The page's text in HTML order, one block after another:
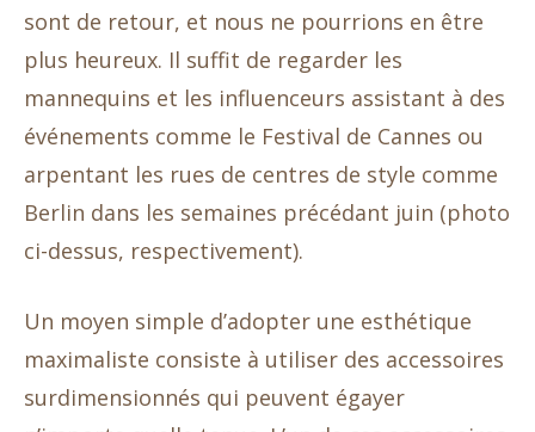
sont de retour, et nous ne pourrions en être
plus heureux. Il suffit de regarder les
mannequins et les influenceurs assistant à des
événements comme le Festival de Cannes ou
arpentant les rues de centres de style comme
Berlin dans les semaines précédant juin (photo
ci-dessus, respectivement).
Un moyen simple d’adopter une esthétique
maximaliste consiste à utiliser des accessoires
surdimensionnés qui peuvent égayer